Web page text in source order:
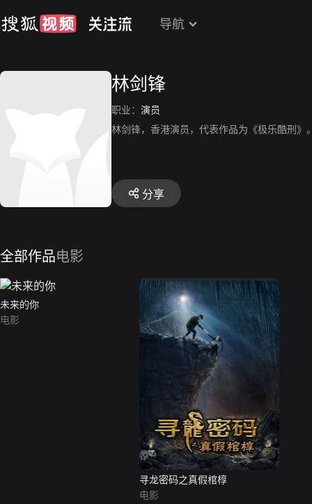
导航
林剑锋
职业： 演员
林剑锋，香港演员，代表作品为《极乐酷刑》
分享
全部作品电影
未来的你
电影
寻龙密码之真假棺椁
电影